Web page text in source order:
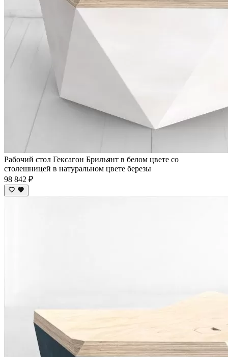
Рабочий стол Гексагон Брильянт в белом цвете со
столешницей в натуральном цвете березы
98 842 ₽